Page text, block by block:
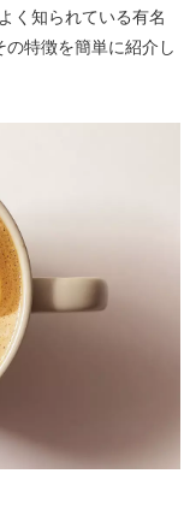
く知られている有名
特徴を簡単に紹介し